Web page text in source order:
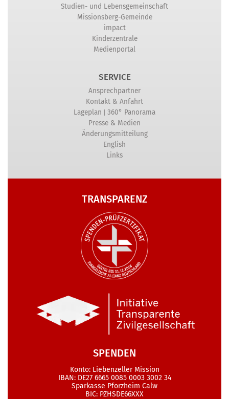
Studien- und Lebensgemeinschaft
Missionsberg-Gemeinde
impact
Kinderzentrale
Medienportal
SERVICE
Ansprechpartner
Kontakt & Anfahrt
Lageplan | 360° Panorama
Presse & Medien
Änderungsmitteilung
English
Links
TRANSPARENZ
SPENDEN
Konto: Liebenzeller Mission
IBAN: DE27 6665 0085 0003 3002 34
Sparkasse Pforzheim Calw
BIC: PZHSDE66XXX